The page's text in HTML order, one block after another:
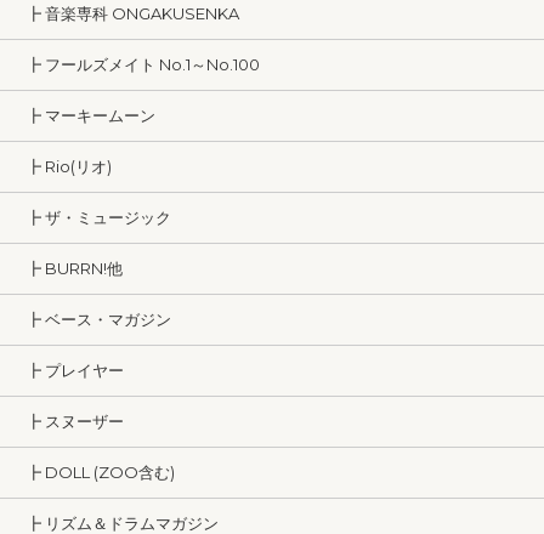
┣ 音楽専科 ONGAKUSENKA
┣ フールズメイト No.1～No.100
┣ マーキームーン
┣ Rio(リオ)
┣ ザ・ミュージック
┣ BURRN!他
┣ ベース・マガジン
┣ プレイヤー
┣ スヌーザー
┣ DOLL (ZOO含む)
┣ リズム＆ドラムマガジン